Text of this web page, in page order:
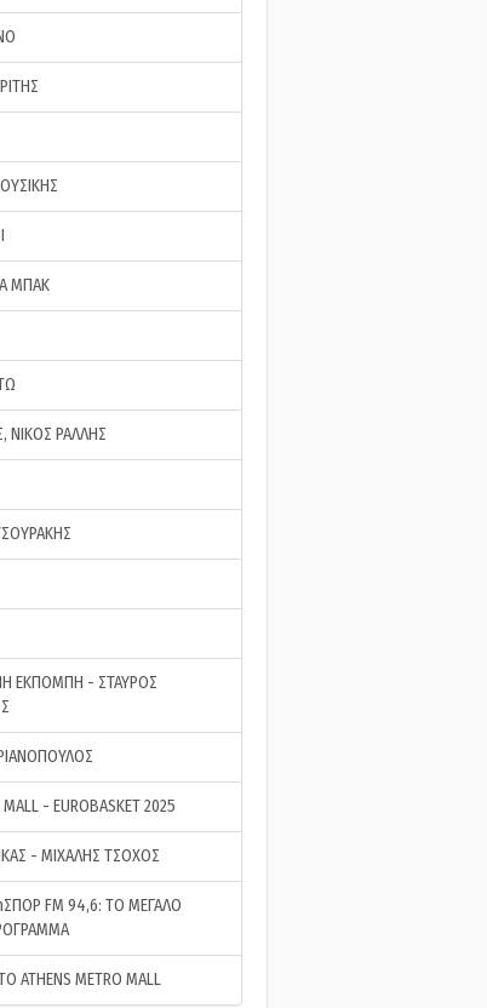
ΜΠΑΚ
ΝΙΚΟΣ ΡΑΛΛΗΣ
ΕΚΠΟΜΠΗ - ΣΤΑΥΡΟΣ
MALL - EUROBASKET 2025
- ΜΙΧΑΛΗΣ ΤΣΟΧΟΣ
FM 94,6: ΤΟ ΜΕΓΑΛΟ
ATHENS METRO MALL